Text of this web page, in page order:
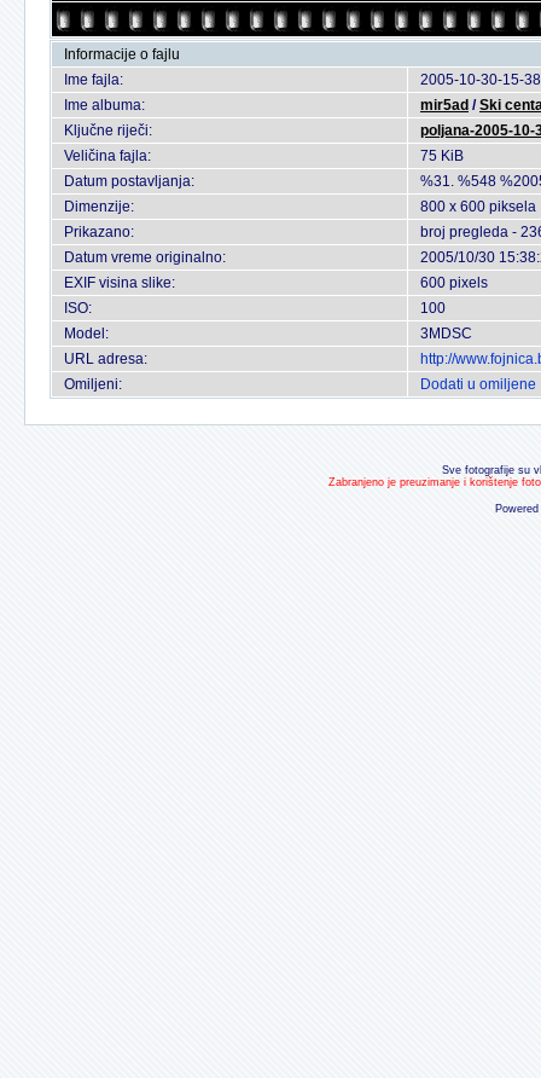
Informacije o fajlu
Ime fajla:
2005-10-30-15-
Ime albuma:
mir5ad /Ski
Ključne riječi:
poljana-2005-10-
Veličina fajla:
75 KiB
Datum postavljanja:
%31. %548
Dimenzije:
800 x 600 piksela
Prikazano:
broj pregleda -
Datum vreme originalno:
2005/10/30
EXIF visina slike:
600 pixels
ISO:
100
Model:
3MDSC
URL adresa:
http://
Omiljeni:
Dodati u omiljene
Sve fotografije su
Zabranjeno je preuzimanje i korištenje